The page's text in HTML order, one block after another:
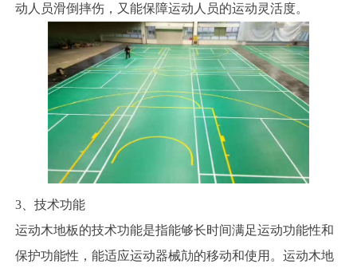
动人员滑倒摔伤，又能保障运动人员的运动灵活度。
3、技术功能
运动木地板的技术功能是指能够长时间满足运动功能性和
保护功能性，能适应运动器械劥的移动和使用。运动木地